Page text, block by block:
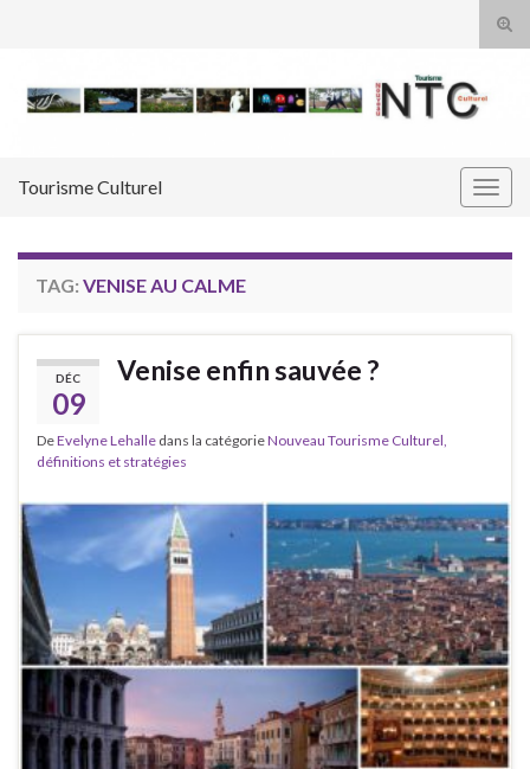
Tourisme Culturel
TAG: VENISE AU CALME
DÉC
09
Venise enfin sauvée ?
DeEvelyne Lehalle dans la catégorieNouveau Tourisme Culturel,
définitions et stratégies